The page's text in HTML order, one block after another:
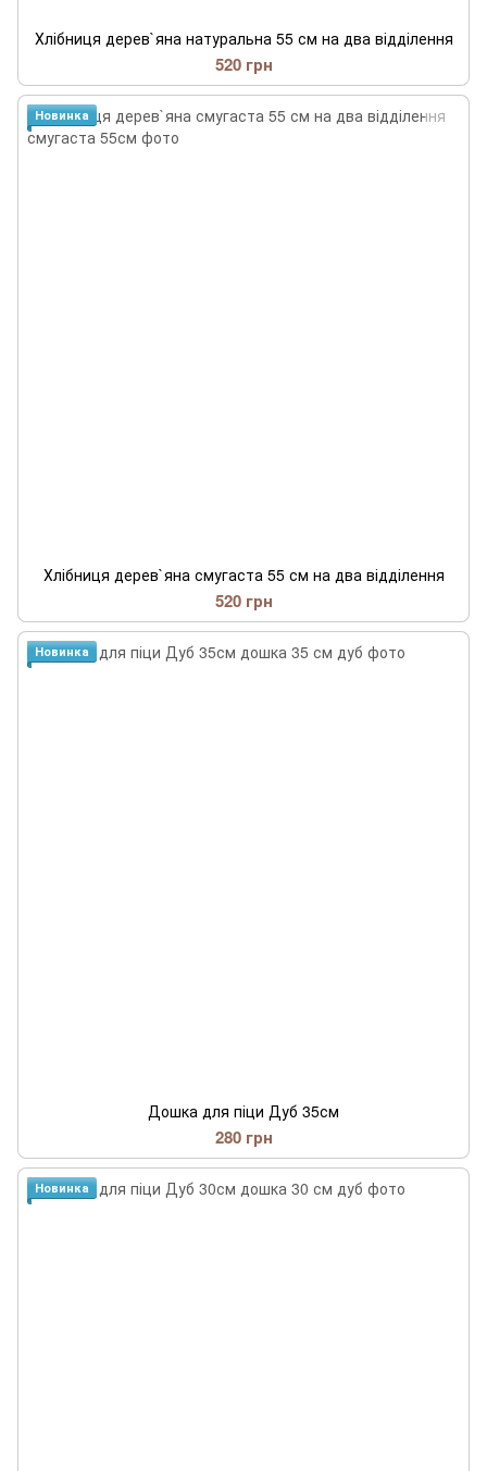
Хлібниця дерев`яна натуральна 55 см на два відділення
520 грн
Новинка
Хлібниця дерев`яна смугаста 55 см на два відділення
520 грн
Новинка
Дошка для піци Дуб 35см
280 грн
Новинка